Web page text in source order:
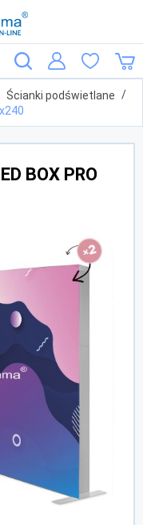
Ścianki podświetlane
BOX PRO